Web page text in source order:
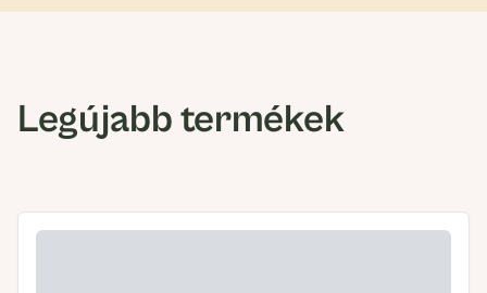
Legújabb termékek